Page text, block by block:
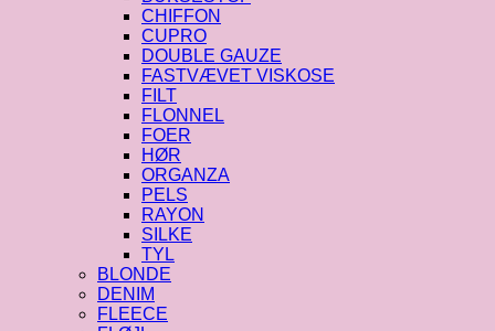
CHIFFON
CUPRO
DOUBLE GAUZE
FASTVÆVET VISKOSE
FILT
FLONNEL
FOER
HØR
ORGANZA
PELS
RAYON
SILKE
TYL
BLONDE
DENIM
FLEECE